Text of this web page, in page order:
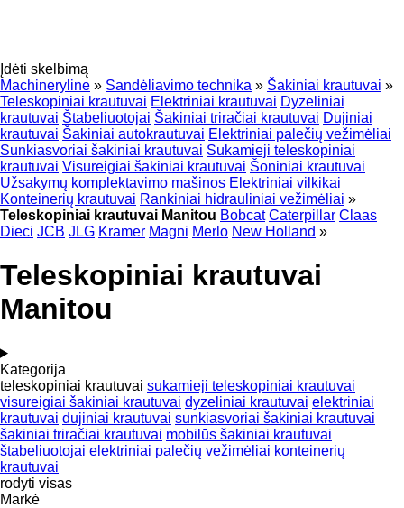
Įdėti skelbimą
Machineryline » Sandėliavimo technika » Šakiniai krautuvai »
Teleskopiniai krautuvai Elektriniai krautuvai Dyzeliniai
krautuvai Štabeliuotojai Šakiniai triračiai krautuvai Dujiniai
krautuvai Šakiniai autokrautuvai Elektriniai palečių vežimėliai
Sunkiasvoriai šakiniai krautuvai Sukamieji teleskopiniai
krautuvai Visureigiai šakiniai krautuvai Šoniniai krautuvai
Užsakymų komplektavimo mašinos Elektriniai vilkikai
Konteinerių krautuvai Rankiniai hidrauliniai vežimėliai »
Teleskopiniai krautuvai Manitou Bobcat Caterpillar Claas
Dieci JCB JLG Kramer Magni Merlo New Holland »
Teleskopiniai krautuvai
Manitou
Kategorija
teleskopiniai krautuvai sukamieji teleskopiniai krautuvai
visureigiai šakiniai krautuvai dyzeliniai krautuvai elektriniai
krautuvai dujiniai krautuvai sunkiasvoriai šakiniai krautuvai
šakiniai triračiai krautuvai mobilūs šakiniai krautuvai
štabeliuotojai elektriniai palečių vežimėliai konteinerių
krautuvai
rodyti visas
Markė